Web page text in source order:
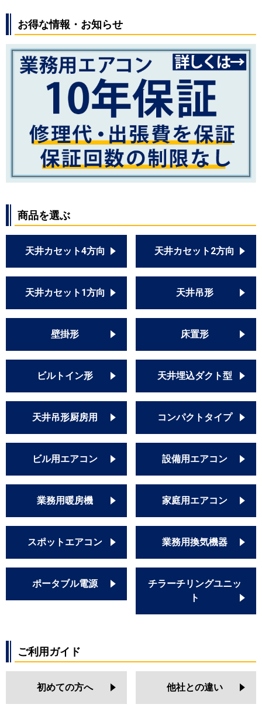
お得な情報・お知らせ
商品を選ぶ
天井カセット4方向 天井カセット2方向
天井カセット1方向 天井吊形
壁掛形 床置形
ビルトイン形 天井埋込ダクト型
天井吊形厨房用 コンパクトタイプ
ビル用エアコン 設備用エアコン
業務用暖房機 家庭用エアコン
スポットエアコン 業務用換気機器
ポータブル電源
チラーチリングユニッ
ト
ご利用ガイド
初めての方へ 他社との違い